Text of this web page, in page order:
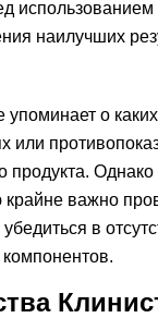
наилучших
упоминает о
или
продукта. Однако
крайне важно
в
компонентов.